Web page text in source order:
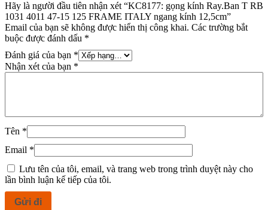
Hãy là người đầu tiên nhận xét “KC8177: gọng kính Ray.Ban T RB
1031 4011 47-15 125 FRAME ITALY ngang kính 12,5cm”
Email của bạn sẽ không được hiển thị công khai. Các trường bắt
buộc được đánh dấu *
Đánh giá của bạn *
Nhận xét của bạn *
Tên *
Email *
Lưu tên của tôi, email, và trang web trong trình duyệt này cho
lần bình luận kế tiếp của tôi.